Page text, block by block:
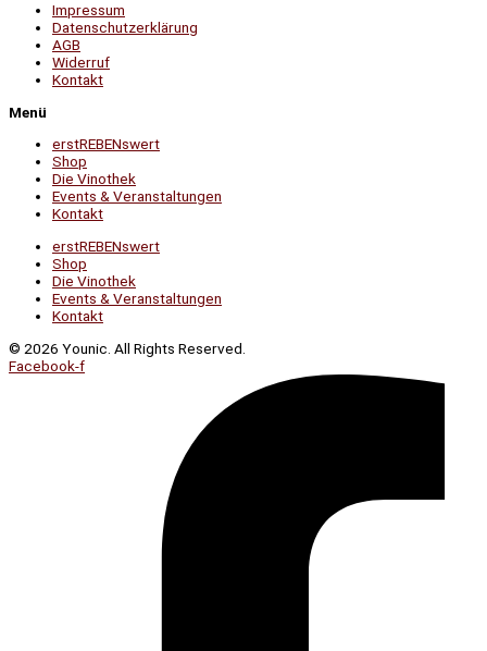
Impressum
Datenschutzerklärung
AGB
Widerruf
Kontakt
Menü
erstREBENswert
Shop
Die Vinothek
Events & Veranstaltungen
Kontakt
erstREBENswert
Shop
Die Vinothek
Events & Veranstaltungen
Kontakt
© 2026 Younic. All Rights Reserved.
Facebook-f